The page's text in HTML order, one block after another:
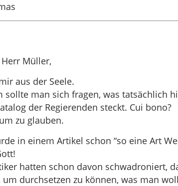
Müller,
aus der Seele.
sollte man sich fragen, was tatsächlich
der Regierenden steckt. Cui bono?
zu glauben.
in einem Artikel schon “so eine Art
hatten schon davon schwadroniert,
um durchsetzen zu können, was man